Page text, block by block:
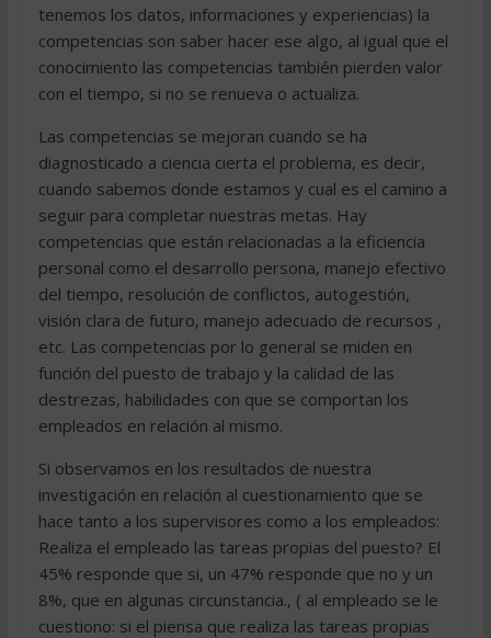
tenemos los datos, informaciones y experiencias) la
competencias son saber hacer ese algo, al igual que el
conocimiento las competencias también pierden valor
con el tiempo, si no se renueva o actualiza.
Las competencias se mejoran cuando se ha
diagnosticado a ciencia cierta el problema, es decir,
cuando sabemos donde estamos y cual es el camino a
seguir para completar nuestras metas. Hay
competencias que están relacionadas a la eficiencia
personal como el desarrollo persona, manejo efectivo
del tiempo, resolución de conflictos, autogestión,
visión clara de futuro, manejo adecuado de recursos ,
etc. Las competencias por lo general se miden en
función del puesto de trabajo y la calidad de las
destrezas, habilidades con que se comportan los
empleados en relación al mismo.
Si observamos en los resultados de nuestra
investigación en relación al cuestionamiento que se
hace tanto a los supervisores como a los empleados:
Realiza el empleado las tareas propias del puesto? El
45% responde que si, un 47% responde que no y un
8%, que en algunas circunstancia., ( al empleado se le
cuestiono: si el piensa que realiza las tareas propias